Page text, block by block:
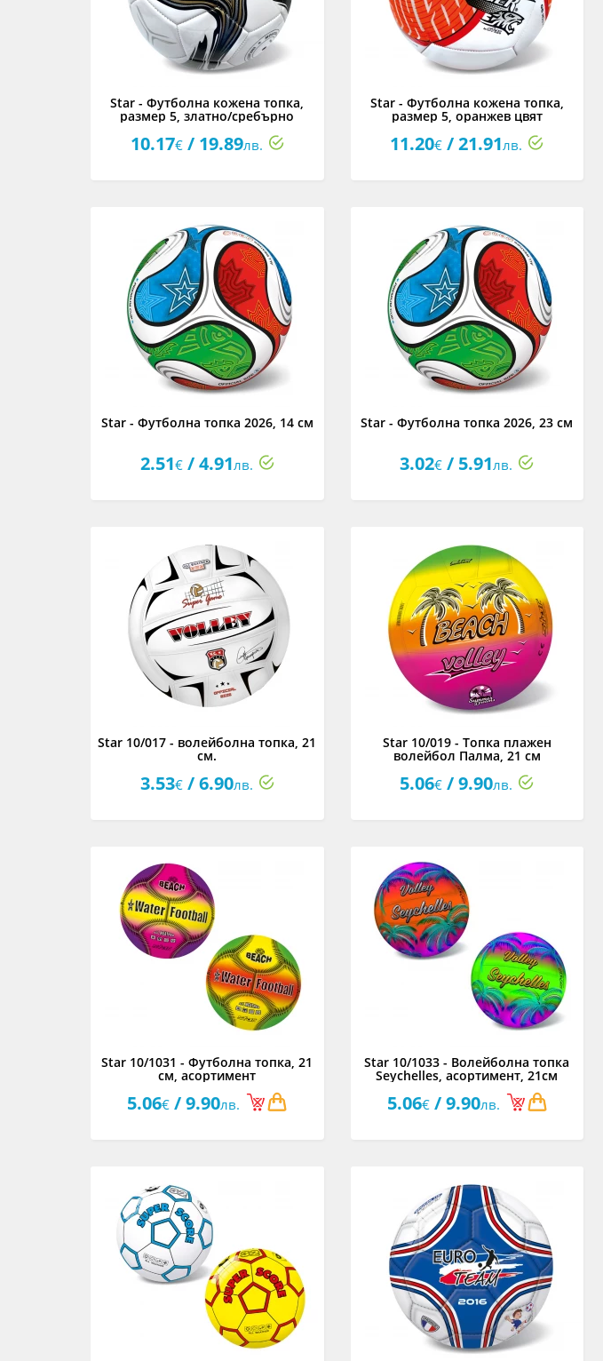
Star - Футболна кожена топка,
размер 5, златно/сребърно
10.17€/ 19.89лв.
Star - Футболна кожена топка,
размер 5, оранжев цвят
11.20€ / 21.91лв.
Star - Футболна топка 2026, 14 см
2.51€/ 4.91лв.
Star - Футболна топка 2026, 23 см
3.02€ / 5.91лв.
Star 10/017 - волейболна топка, 21
см.
3.53€/ 6.90лв.
Star 10/019 - Топка плажен
волейбол Палма, 21 см
5.06€ / 9.90лв.
Star 10/1031 - Футболна топка, 21
см, асортимент
5.06€ / 9.90лв.
Star 10/1033 - Волейболна топка
Seychelles, асортимент, 21см
5.06€/ 9.90лв.